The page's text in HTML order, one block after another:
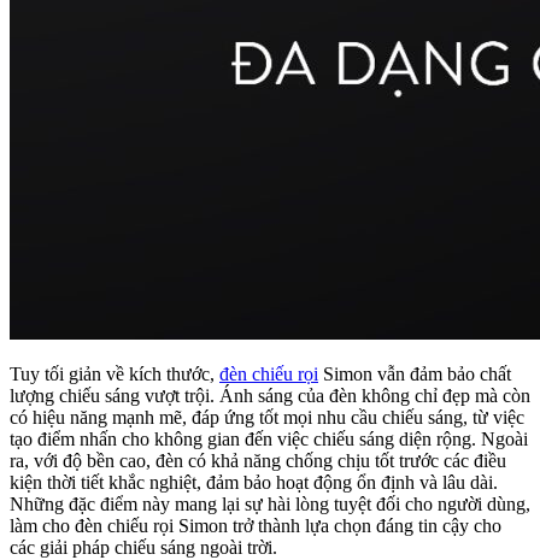
Tuy tối giản về kích thước, đèn chiếu rọi Simon vẫn đảm bảo chất
lượng chiếu sáng vượt trội. Ánh sáng của đèn không chỉ đẹp mà còn
có hiệu năng mạnh mẽ, đáp ứng tốt mọi nhu cầu chiếu sáng, từ việc
tạo điểm nhấn cho không gian đến việc chiếu sáng diện rộng. Ngoài
ra, với độ bền cao, đèn có khả năng chống chịu tốt trước các điều
kiện thời tiết khắc nghiệt, đảm bảo hoạt động ổn định và lâu dài.
Những đặc điểm này mang lại sự hài lòng tuyệt đối cho người dùng,
làm cho đèn chiếu rọi Simon trở thành lựa chọn đáng tin cậy cho
các giải pháp chiếu sáng ngoài trời.